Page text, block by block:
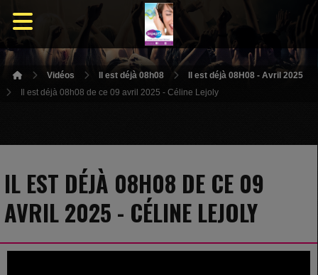
Vidéos Il est déjà 08h08
Il est déjà 08H08 - Avril 2025
Il est déjà 08h08 de ce 09 avril 2025 - Céline Lejoly
IL EST DÉJÀ 08H08 DE CE 09
AVRIL 2025 - CÉLINE LEJOLY